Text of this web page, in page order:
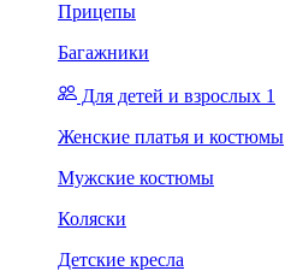
Прицепы
Багажники
Для детей и взрослых 1
Женские платья и костюмы
Мужские костюмы
Коляски
Детские кресла